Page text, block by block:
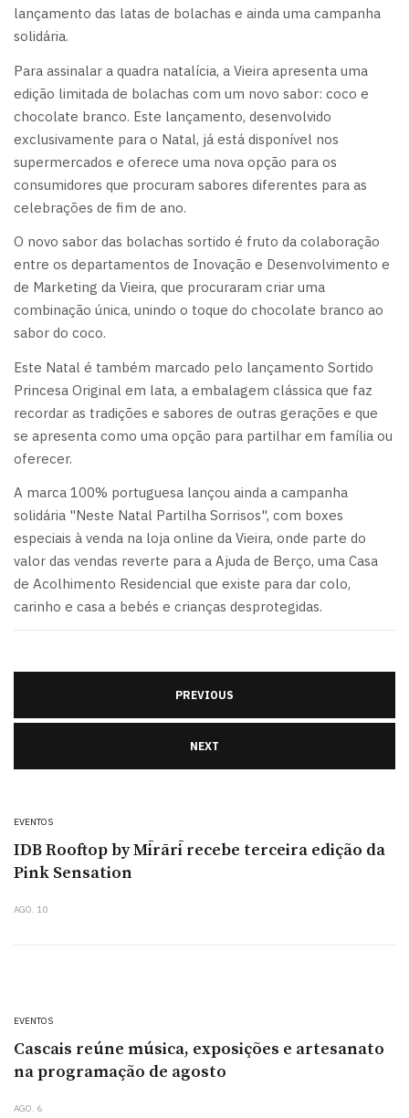
lançamento das latas de bolachas e ainda uma campanha
solidária.
Para assinalar a quadra natalícia, a Vieira apresenta uma
edição limitada de bolachas com um novo sabor: coco e
chocolate branco. Este lançamento, desenvolvido
exclusivamente para o Natal, já está disponível nos
supermercados e oferece uma nova opção para os
consumidores que procuram sabores diferentes para as
celebrações de fim de ano.
O novo sabor das bolachas sortido é fruto da colaboração
entre os departamentos de Inovação e Desenvolvimento e
de Marketing da Vieira, que procuraram criar uma
combinação única, unindo o toque do chocolate branco ao
sabor do coco.
Este Natal é também marcado pelo lançamento Sortido
Princesa Original em lata, a embalagem clássica que faz
recordar as tradições e sabores de outras gerações e que
se apresenta como uma opção para partilhar em família ou
oferecer.
A marca 100% portuguesa lançou ainda a campanha
solidária "Neste Natal Partilha Sorrisos", com boxes
especiais à venda na loja online da Vieira, onde parte do
valor das vendas reverte para a Ajuda de Berço, uma Casa
de Acolhimento Residencial que existe para dar colo,
carinho e casa a bebés e crianças desprotegidas.
PREVIOUS
NEXT
EVENTOS
IDB Rooftop by Mīrārī recebe terceira edição da
Pink Sensation
AGO. 10
EVENTOS
Cascais reúne música, exposições e artesanato
na programação de agosto
AGO. 6